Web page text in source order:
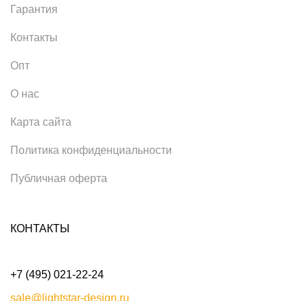
Гарантия
Контакты
Опт
О нас
Карта сайта
Политика конфиденциальности
Публичная оферта
КОНТАКТЫ
+7 (495) 021-22-24
sale@lightstar-design.ru